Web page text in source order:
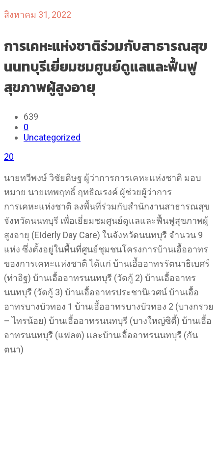
สิงหาคม 31, 2022
การเคหะแห่งชาติร่วมกับสาธารณสุข
นนทบุรีเยี่ยมชมศูนย์ดูแลและฟื้นฟู
สุขภาพผู้สูงอายุ
639
0
Uncategorized
20
นายทวีพงษ์ วิชัยดิษฐ ผู้ว่าการการเคหะแห่งชาติ มอบ
หมาย นายเทพฤทธิ์ ฤทธิณรงค์ ผู้ช่วยผู้ว่าการ
การเคหะแห่งชาติ ลงพื้นที่ร่วมกับสำนักงานสาธารณสุข
จังหวัดนนทบุรี เพื่อเยี่ยมชมศูนย์ดูแลและฟื้นฟูสุขภาพผู้
สูงอายุ (EIderly Day Care) ในจังหวัดนนทบุรี จำนวน 9
แห่ง ซึ่งตั้งอยู่ในพื้นที่ศูนย์ชุมชนโครงการบ้านเอื้ออาทร
ของการเคหะแห่งชาติ ได้แก่ บ้านเอื้ออาทรรัตนาธิเบศร์
(ท่าอิฐ) บ้านเอื้ออาทรนนทบุรี (วัดกู้ 2) บ้านเอื้ออาทร
นนทบุรี (วัดกู้ 3) บ้านเอื้ออาทรประชานิเวศน์ บ้านเอื้อ
อาทรบางบัวทอง 1 บ้านเอื้ออาทรบางบัวทอง 2 (บางกรวย
– ไทรน้อย) บ้านเอื้ออาทรนนทบุรี (บางใหญ่ซิตี้) บ้านเอื้อ
อาทรนนทบุรี (แฟลต) และบ้านเอื้ออาทรนนทบุรี (กัน
ตนา)